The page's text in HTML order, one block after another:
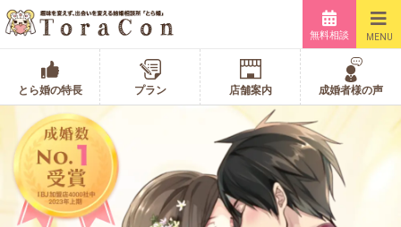
無料相談 MENU
とら婚の特長 プラン 店舗案内 成婚者様の声